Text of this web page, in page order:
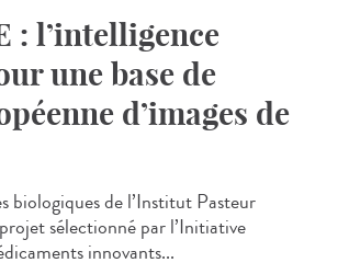
: l’intelligence
une base de
d’images de
biologiques de l’Institut Pasteur
sélectionné par l’Initiative
innovants...